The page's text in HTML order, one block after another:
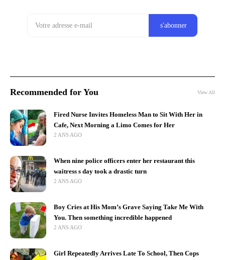
Recommended for You View All
Fired Nurse Invites Homeless Man to Sit With Her in
Cafe, Next Morning a Limo Comes for Her
2 ANS AGO
When nine police officers enter her restaurant this
waitress s day took a drastic turn
2 ANS AGO
Boy Cries at His Mom’s Grave Saying Take Me With
You. Then something incredible happened
2 ANS AGO
Girl Repeatedly Arrives Late To School, Then Cops